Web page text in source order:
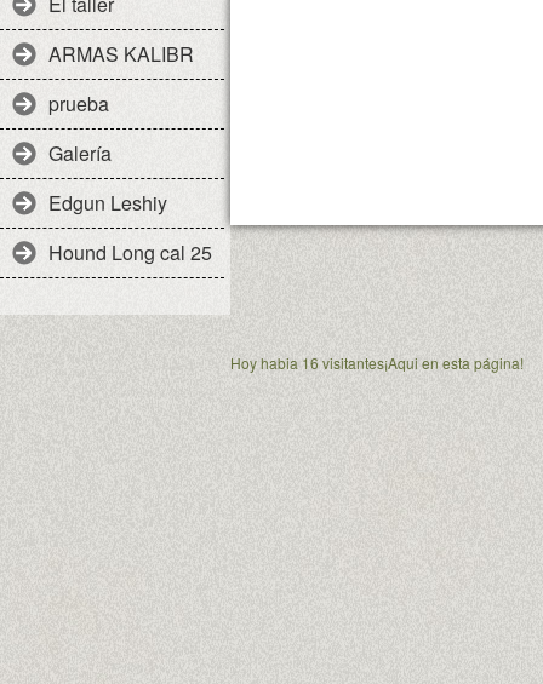
ARMAS KALIBR
prueba
Galería
Edgun Leshiy
Hound Long cal 25
Hoy habia 16 visitantes¡Aqui en esta página!